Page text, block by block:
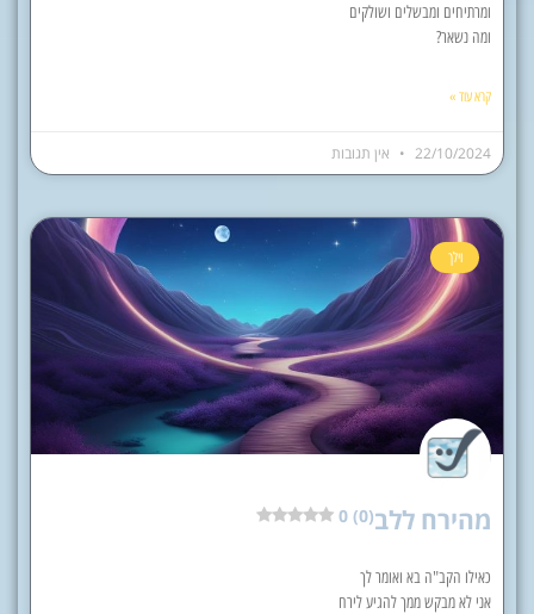
ומרתיחים ומבשלים ושולקים
ומה נשאר?
קרא עוד »
22/10/2024 אין תגובות
וילך
מהירח ללב0 (0)
כאילו הקב"ה בא ואומר לך
אני לא מבקש ממך להגיע לירח